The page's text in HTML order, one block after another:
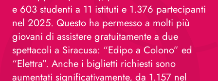
e 603 studenti a 11 istituti e 1.376 partecipanti
nel 2025. Questo ha permesso a molti più
giovani di assistere gratuitamente a due
spettacoli a Siracusa: “Edipo a Colono” ed
“Elettra”. Anche i biglietti richiesti sono
aumentati significativamente, da 1.157 nel